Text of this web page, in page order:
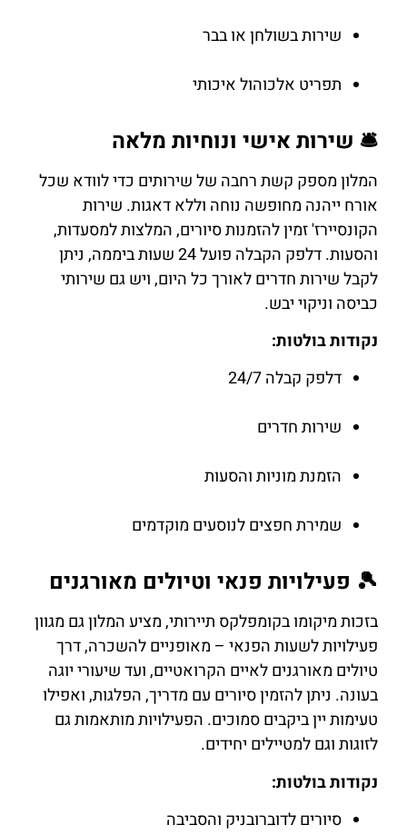
שירות בשולחן או בבר
תפריט אלכוהול איכותי
🛎️ שירות אישי ונוחיות מלאה
המלון מספק קשת רחבה של שירותים כדי לוודא שכל
אורח ייהנה מחופשה נוחה וללא דאגות. שירות
הקונסיירז' זמין להזמנות סיורים, המלצות למסעדות,
והסעות. דלפק הקבלה פועל 24 שעות ביממה, ניתן
לקבל שירות חדרים לאורך כל היום, ויש גם שירותי
כביסה וניקוי יבש.
נקודות בולטות:
דלפק קבלה 24/7
שירות חדרים
הזמנת מוניות והסעות
שמירת חפצים לנוסעים מוקדמים
🎾 פעילויות פנאי וטיולים מאורגנים
בזכות מיקומו בקומפלקס תיירותי, מציע המלון גם מגוון
פעילויות לשעות הפנאי – מאופניים להשכרה, דרך
טיולים מאורגנים לאיים הקרואטיים, ועד שיעורי יוגה
בעונה. ניתן להזמין סיורים עם מדריך, הפלגות, ואפילו
טעימות יין ביקבים סמוכים. הפעילויות מותאמות גם
לזוגות וגם למטיילים יחידים.
נקודות בולטות:
סיורים לדוברובניק והסביבה